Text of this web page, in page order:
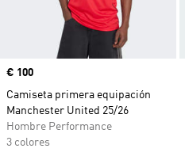
Precio
€ 100
Camiseta primera equipación
Manchester United 25/26
Hombre Performance
3 colores